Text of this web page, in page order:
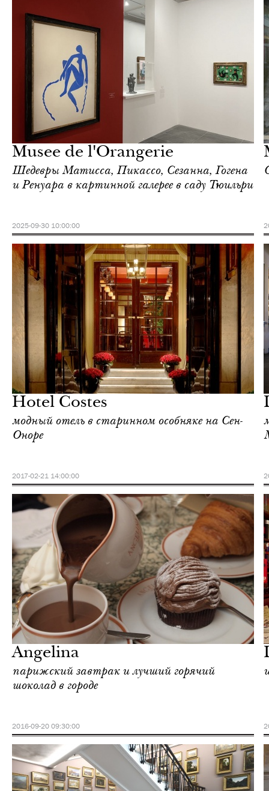
Musee de l'Orangerie
Шедевры Матисса, Пикассо, Сезанна, Гогена
и Ренуара в картинной галерее в саду Тюильри
2025-09-30 10:00:00
Hotel Costes
модный отель в старинном особняке на Сен-
Оноре
2017-02-21 14:00:00
Angelina
парижский завтрак и лучший горячий
шоколад в городе
2016-09-20 09:30:00
среда